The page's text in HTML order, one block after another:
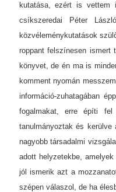
kutatása, ezért is vettem
csíkszeredai Péter
közvéleménykutatások
roppant felszínesen ismert
könyvet, de én ma is
komment nyomán
információ-zuhatagában
fogalmakat, erre építi
tanulmányoztak és
nagyobb társadalmi
adott helyzetekbe,
jól ismerik azt a
szépen válaszol, de ha